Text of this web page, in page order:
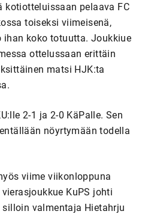
kotiotteluissaan pelaava FC
toiseksi viimeisenä,
ihan koko totuutta. Joukkiue
ottelussaan erittäin
matsi HJK:ta
2-1 ja 2-0 KäPalle. Sen
nöyrtymään todella
viime viikonloppuna
KuPS johti
valmentaja Hietahrju